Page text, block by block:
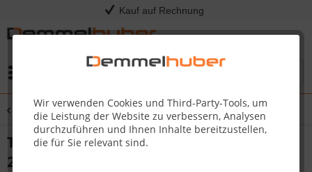
Kauf auf Rechnung
Wir verwenden Cookies und Third-Party-Tools, um
die Leistung der Website zu verbessern, Analysen
durchzuführen und Ihnen Inhalte bereitzustellen,
die für Sie relevant sind.
Übersicht Terrassenheizstrahler
Terrassenheizstrahler ComfortSun24
2000 W